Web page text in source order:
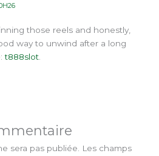
those reels and honestly,
way to unwind after a long
t888slot.
sera pas publiée. Les champs